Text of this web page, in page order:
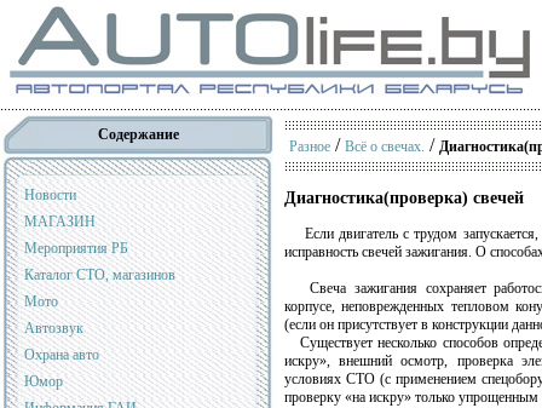
Содержание
Новости
МАГАЗИН
Мероприятия РБ
Каталог СТО, магазинов
Мото
Автозвук
Охрана авто
Юмор
Разное / Всё о свечах. /
Диагностика(проверка) свечей
Если двигатель с трудом
исправность свечей зажигания. О
Свеча зажигания сохраняет
корпусе, неповрежденных тепловом
(если он присутствует в конструкции
Существует несколько способов
искру», внешний осмотр, проверка
условиях СТО (с применением
проверку «на искру» только